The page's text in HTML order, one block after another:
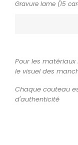
Gravure lame (15
Pour les
le visuel des
Chaque couteau
d'authenticité